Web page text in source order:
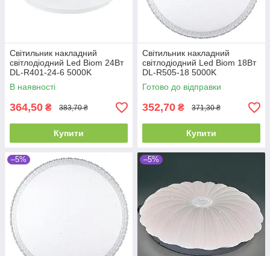
Світильник накладний
світлодіодний Led Biom 24Вт
DL-R401-24-6 5000K
В наявності
364,50 ₴ 383,70 ₴
Купити
Світильник накладний
світлодіодний Led Biom 18Вт
DL-R505-18 5000K
Готово до відправки
352,70 ₴ 371,30 ₴
Купити
–5% –5%